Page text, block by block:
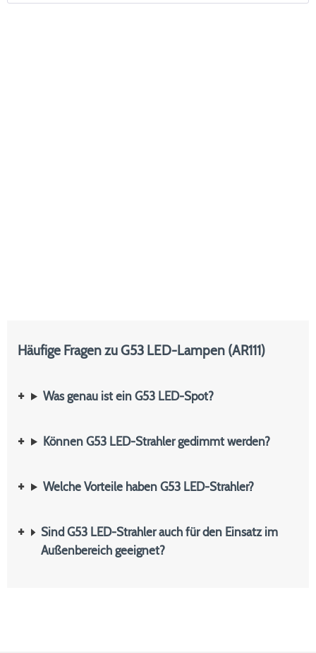
Häufige Fragen zu G53 LED-Lampen (AR111)
Was genau ist ein G53 LED-Spot?
Können G53 LED-Strahler gedimmt werden?
Welche Vorteile haben G53 LED-Strahler?
Sind G53 LED-Strahler auch für den Einsatz im
Außenbereich geeignet?